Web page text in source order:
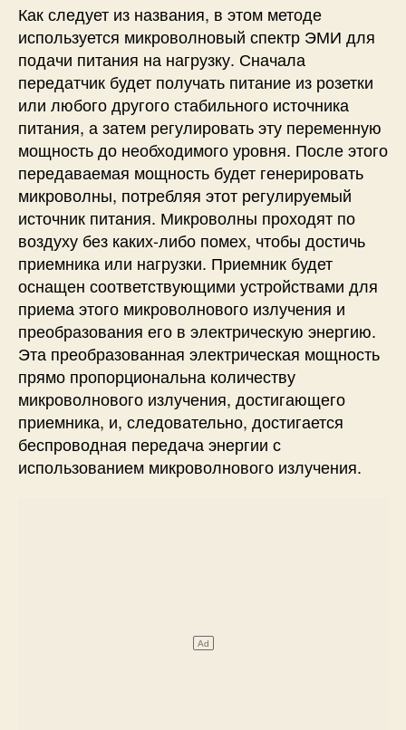
Как следует из названия, в этом методе
используется микроволновый спектр ЭМИ для
подачи питания на нагрузку. Сначала
передатчик будет получать питание из розетки
или любого другого стабильного источника
питания, а затем регулировать эту переменную
мощность до необходимого уровня. После этого
передаваемая мощность будет генерировать
микроволны, потребляя этот регулируемый
источник питания. Микроволны проходят по
воздуху без каких-либо помех, чтобы достичь
приемника или нагрузки. Приемник будет
оснащен соответствующими устройствами для
приема этого микроволнового излучения и
преобразования его в электрическую энергию.
Эта преобразованная электрическая мощность
прямо пропорциональна количеству
микроволнового излучения, достигающего
приемника, и, следовательно, достигается
беспроводная передача энергии с
использованием микроволнового излучения.